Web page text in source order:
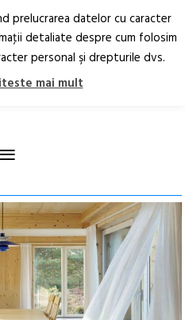
RO EN
≡
prelucrarea datelor cu caracter
detaliate despre cum folosim
personal şi drepturile dvs.
mai mult